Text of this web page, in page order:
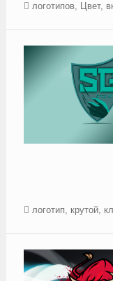
логотипов, Цвет,
логотип, крутой,